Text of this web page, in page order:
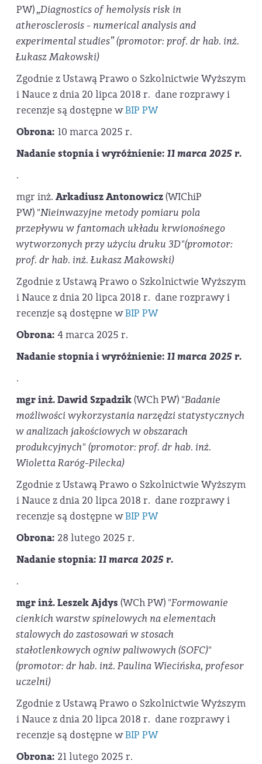
PW)„Diagnostics of hemolysis risk in
atherosclerosis - numerical analysis and
experimental studies”(promotor: prof. dr hab. inż.
Łukasz Makowski)
Zgodnie z Ustawą Prawo o Szkolnictwie Wyższym
i Nauce z dnia 20 lipca 2018 r. dane rozprawy i
recenzje są dostępne wBIP PW
Obrona: 10 marca 2025 r.
Nadanie stopnia i wyróżnienie: 11 marca 2025 r.
.
mgr inż. Arkadiusz Antonowicz(WIChiP
PW) "Nieinwazyjne metody pomiaru pola
przepływu w fantomach układu krwionośnego
wytworzonych przy użyciu druku 3D"(promotor:
prof. dr hab. inż. Łukasz Makowski)
Zgodnie z Ustawą Prawo o Szkolnictwie Wyższym
i Nauce z dnia 20 lipca 2018 r. dane rozprawy i
recenzje są dostępne wBIP PW
Obrona: 4 marca 2025 r.
Nadanie stopnia i wyróżnienie: 11 marca 2025 r.
.
mgr inż. Dawid Szpadzik(WCh PW) "Badanie
możliwości wykorzystania narzędzi statystycznych
w analizach jakościowych w obszarach
produkcyjnych" (promotor: prof. dr hab. inż.
Wioletta Raróg-Pilecka)
Zgodnie z Ustawą Prawo o Szkolnictwie Wyższym
i Nauce z dnia 20 lipca 2018 r. dane rozprawy i
recenzje są dostępne wBIP PW
Obrona: 28 lutego 2025 r.
Nadanie stopnia: 11 marca 2025 r.
.
mgr inż. Leszek Ajdys (WCh PW) "Formowanie
cienkich warstw spinelowych na elementach
stalowych do zastosowań w stosach
stałotlenkowych ogniw paliwowych (SOFC)"
(promotor: dr hab. inż. Paulina Wiecińska, profesor
uczelni)
Zgodnie z Ustawą Prawo o Szkolnictwie Wyższym
i Nauce z dnia 20 lipca 2018 r. dane rozprawy i
recenzje są dostępne wBIP PW
Obrona: 21 lutego 2025 r.